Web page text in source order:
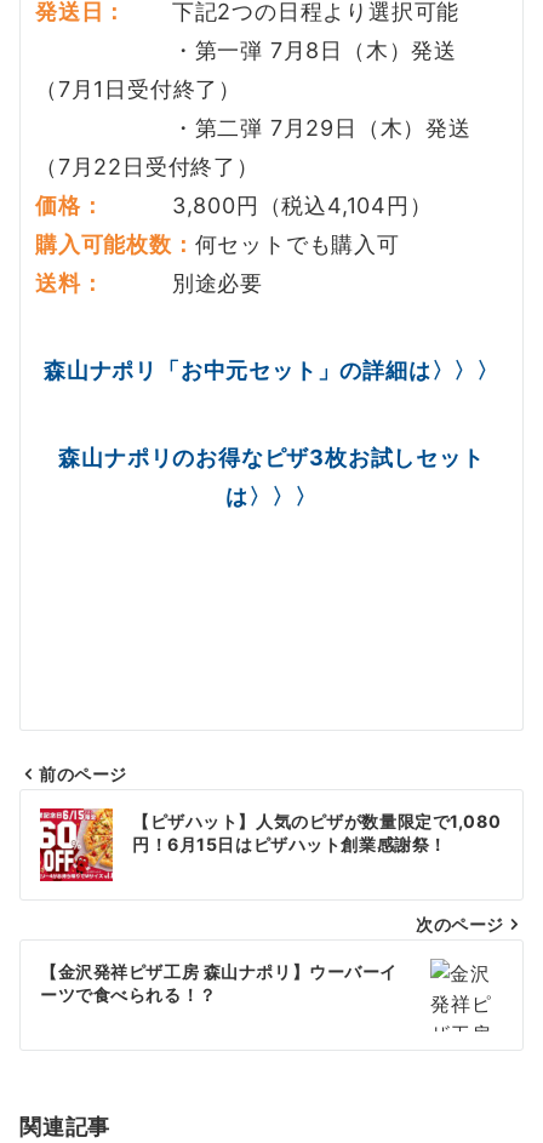
発送日：
下記2つの日程より選択可能
・第一弾 7月8日（木）発送
（7月1日受付終了）
・第二弾 7月29日（木）発送
（7月22日受付終了）
価格：
3,800円（税込4,104円）
購入可能枚数： 何セットでも購入可
送料：
別途必要
森山ナポリ「お中元セット」の詳細は〉〉〉
森山ナポリのお得なピザ3枚お試しセット
は〉〉〉
投
稿
ナ
ビ
シ
前のページ
【ピザハット】人気のピザが数量限定で1,080
円！6月15日はピザハット創業感謝祭！
次のページ
【金沢発祥ピザ工房 森山ナポリ】ウーバーイ
ーツで食べられる！？
関連記事